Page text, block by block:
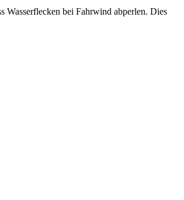
Wasserflecken bei Fahrwind abperlen. Dies